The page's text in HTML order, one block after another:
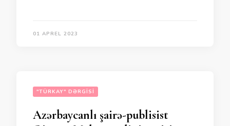
01 APREL 2023
"TÜRKAY" DƏRGISI
Azərbaycanlı şairə-publisist